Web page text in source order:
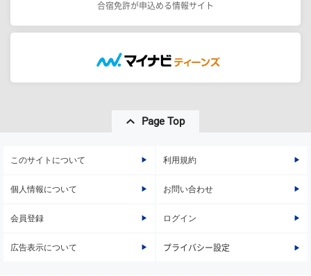
合宿免許が申込める情報サイト
Page Top
このサイトについて 利用規約
個人情報について お問い合わせ
会員登録 ログイン
広告表示について プライバシー設定